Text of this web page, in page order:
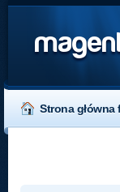
Strona główna